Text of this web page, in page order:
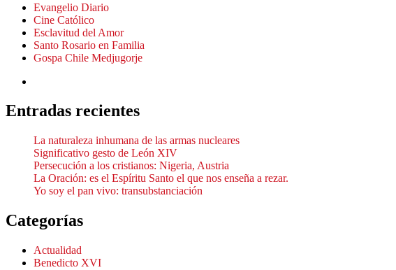
Evangelio Diario
Cine Católico
Esclavitud del Amor
Santo Rosario en Familia
Gospa Chile Medjugorje
Entradas recientes
La naturaleza inhumana de las armas nucleares
Significativo gesto de León XIV
Persecución a los cristianos: Nigeria, Austria
La Oración: es el Espíritu Santo el que nos enseña a rezar.
Yo soy el pan vivo: transubstanciación
Categorías
Actualidad
Benedicto XVI